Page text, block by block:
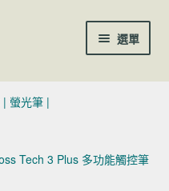
選單
| 螢光筆|
Tech 3 Plus 多功能觸控筆